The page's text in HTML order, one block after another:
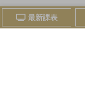
最新課表